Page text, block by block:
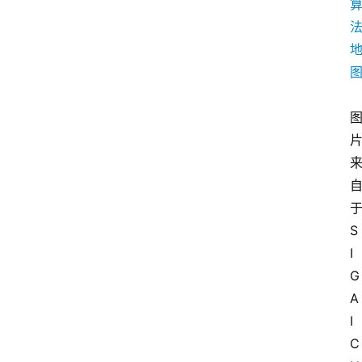
图
片
来
自
于
S
I
G
A
I
C